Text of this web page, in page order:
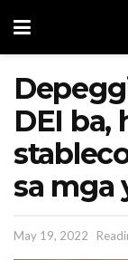
DEI
sa mga
May 19, 2022